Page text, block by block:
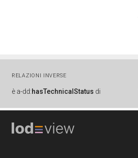
RELAZIONI INVERSE
è a-dd:hasTechnicalStatus di